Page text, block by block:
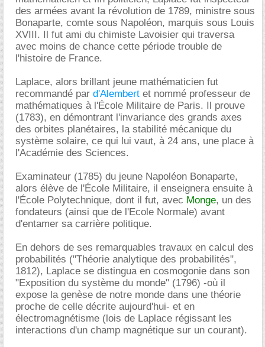
des armées avant la révolution de 1789, ministre sous
Bonaparte, comte sous Napoléon, marquis sous Louis
XVIII. Il fut ami du chimiste Lavoisier qui traversa
avec moins de chance cette période trouble de
l'histoire de France.
Laplace, alors brillant jeune mathématicien fut
recommandé par d'Alembert et nommé professeur de
mathématiques à l'École Militaire de Paris. Il prouve
(1783), en démontrant l'invariance des grands axes
des orbites planétaires, la stabilité mécanique du
système solaire, ce qui lui vaut, à 24 ans, une place à
l'Académie des Sciences.
Examinateur (1785) du jeune Napoléon Bonaparte,
alors élève de l'École Militaire, il enseignera ensuite à
l'École Polytechnique, dont il fut, avec Monge, un des
fondateurs (ainsi que de l'Ecole Normale) avant
d'entamer sa carrière politique.
En dehors de ses remarquables travaux en calcul des
probabilités ("Théorie analytique des probabilités",
1812), Laplace se distingua en cosmogonie dans son
"Exposition du système du monde" (1796) -où il
expose la genèse de notre monde dans une théorie
proche de celle décrite aujourd'hui- et en
électromagnétisme (lois de Laplace régissant les
interactions d'un champ magnétique sur un courant).